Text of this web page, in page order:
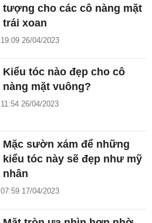
tượng cho các cô nàng mặt
trái xoan
19:09 26/04/2023
Kiểu tóc nào đẹp cho cô
nàng mặt vuông?
11:54 26/04/2023
Mặc sườn xám để những
kiểu tóc này sẽ đẹp như mỹ
nhân
07:59 17/04/2023